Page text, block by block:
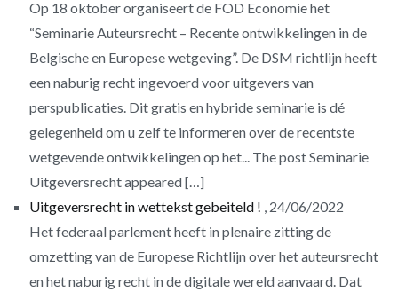
Op 18 oktober organiseert de FOD Economie het
“Seminarie Auteursrecht – Recente ontwikkelingen in de
Belgische en Europese wetgeving”. De DSM richtlijn heeft
een naburig recht ingevoerd voor uitgevers van
perspublicaties. Dit gratis en hybride seminarie is dé
gelegenheid om u zelf te informeren over de recentste
wetgevende ontwikkelingen op het... The post Seminarie
Uitgeversrecht appeared […]
Uitgeversrecht in wettekst gebeiteld ! 24/06/2022
Het federaal parlement heeft in plenaire zitting de
omzetting van de Europese Richtlijn over het auteursrecht
en het naburig recht in de digitale wereld aanvaard. Dat